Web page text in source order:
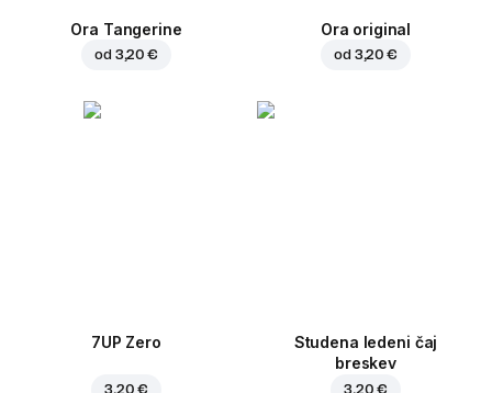
Ora Tangerine
od 3,20 €
Ora original
od 3,20 €
7UP Zero
3,20 €
Studena ledeni čaj
breskev
3,20 €